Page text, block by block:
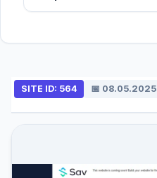
SITE ID: 564 📅 08.05.2025